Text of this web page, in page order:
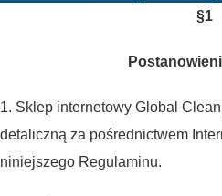
§1
1. Sklep internetowy Global
detaliczną za pośrednictwem
niniejszego Regulaminu.